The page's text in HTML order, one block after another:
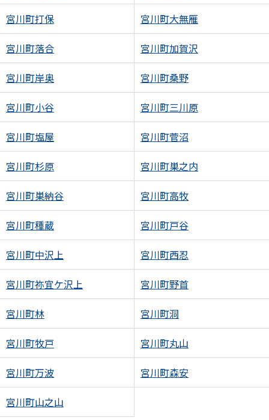
宮川町打保 宮川町大無雁
宮川町落合 宮川町加賀沢
宮川町岸奥 宮川町桑野
宮川町小谷 宮川町三川原
宮川町塩屋 宮川町菅沼
宮川町杉原 宮川町巣之内
宮川町巣納谷 宮川町高牧
宮川町種蔵 宮川町戸谷
宮川町中沢上 宮川町西忍
宮川町祢宜ケ沢上 宮川町野首
宮川町林 宮川町洞
宮川町牧戸 宮川町丸山
宮川町万波 宮川町森安
宮川町山之山